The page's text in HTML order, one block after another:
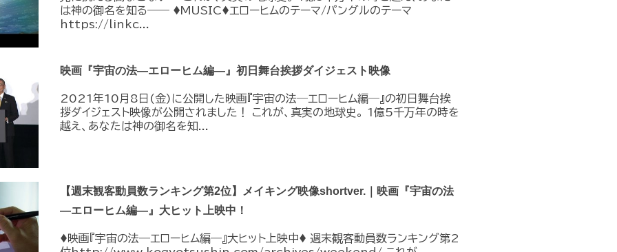
は神の御名を知る―― ♦︎MUSIC♦︎エローヒムのテーマ/パングルのテーマ
https://linkc...
映画『宇宙の法―エローヒム編―』初日舞台挨拶ダイジェスト映像
2021年10月8日(金)に公開した映画『宇宙の法―エローヒム編―』の初日舞台挨
拶ダイジェスト映像が公開されました！ これが、真実の地球史。 1億5千万年の時を
越え、あなたは神の御名を知...
【週末観客動員数ランキング第2位】メイキング映像shortver.｜映画『宇宙の法
―エローヒム編―』大ヒット上映中！
♦︎映画『宇宙の法―エローヒム編―』大ヒット上映中♦︎ 週末観客動員数ランキング第2